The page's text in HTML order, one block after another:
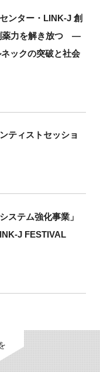
ンター・LINK-J 創
薬力を解き放つ ―
ックの突破と社会
ティストセッショ
ステム強化事業」
J FESTIVAL